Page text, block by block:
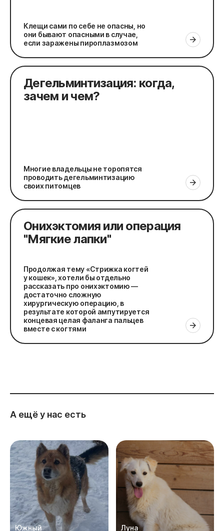
Клещи сами по себе не опасны, но
они бывают опасными в случае,
если заражены пироплазмозом
Дегельминтизация: когда,
зачем и чем?
Многие владельцы не торопятся
проводить дегельминтизацию
своих питомцев
Онихэктомия или операция
"Мягкие лапки"
Продолжая тему «Стрижка когтей
у кошек», хотели бы отдельно
рассказать про онихэктомию —
достаточно сложную
хирургическую операцию, в
результате которой ампутируется
концевая целая фаланга пальцев
вместе с когтями
А ещё у нас есть
Южный Луна